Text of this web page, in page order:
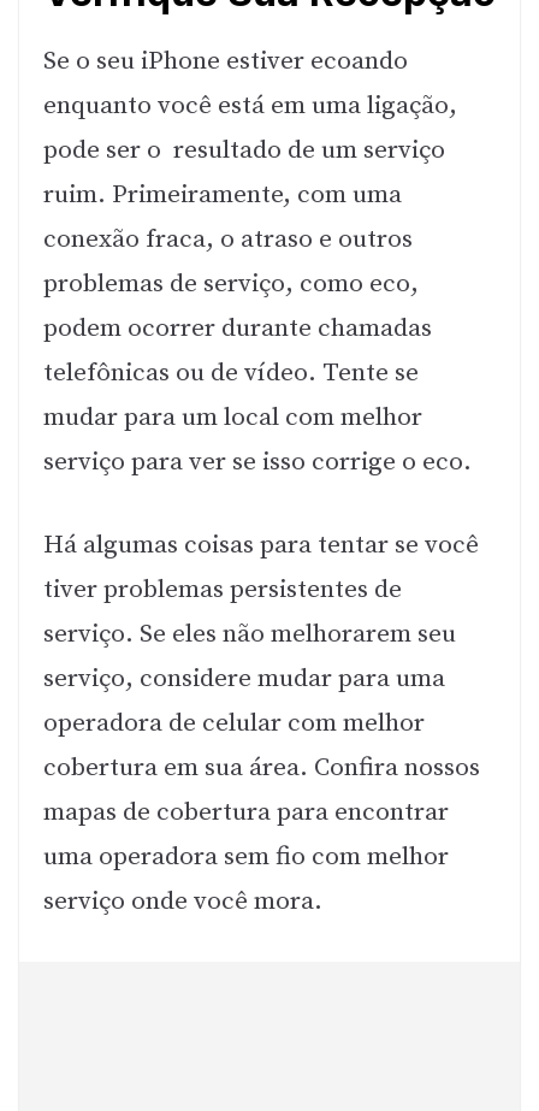
Se o seu iPhone estiver ecoando
enquanto você está em uma ligação,
pode ser o resultado de um serviço
ruim. Primeiramente, com uma
conexão fraca, o atraso e outros
problemas de serviço, como eco,
podem ocorrer durante chamadas
telefônicas ou de vídeo. Tente se
mudar para um local com melhor
serviço para ver se isso corrige o eco.
Há algumas coisas para tentar se você
tiver problemas persistentes de
serviço. Se eles não melhorarem seu
serviço, considere mudar para uma
operadora de celular com melhor
cobertura em sua área. Confira nossos
mapas de cobertura para encontrar
uma operadora sem fio com melhor
serviço onde você mora.